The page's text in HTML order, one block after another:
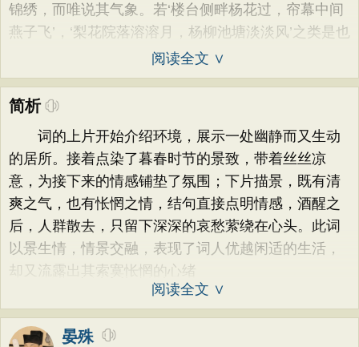
锦绣，而唯说其气象。若‘楼台侧畔杨花过，帘幕中间
燕子飞’，‘梨花院落溶溶月，杨柳池塘淡淡风’之类是也
阅读全文 ∨
简析
词的上片开始介绍环境，展示一处幽静而又生动
的居所。接着点染了暮春时节的景致，带着丝丝凉
意，为接下来的情感铺垫了氛围；下片描景，既有清
爽之气，也有怅惘之情，结句直接点明情感，酒醒之
后，人群散去，只留下深深的哀愁萦绕在心头。此词
以景生情，情景交融，表现了词人优越闲适的生活，
却又流露出其索寞怅惘的心绪
阅读全文 ∨
晏殊